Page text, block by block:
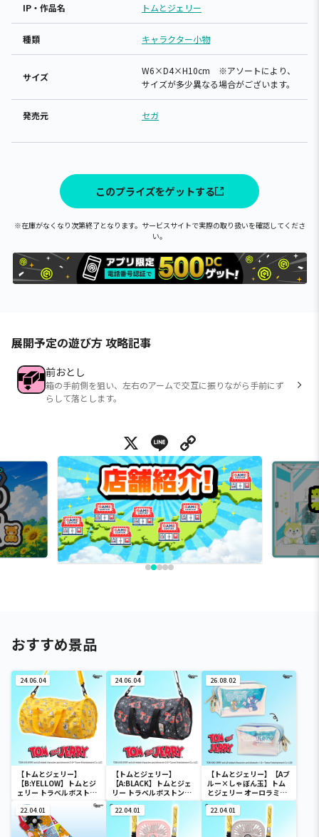
IP・作品名 トムとジェリー
種類 キャラクター小物
サイズ
W6×D4×H10cm ※アソートにより、
サイズが多少異なる場合がございます。
発売元 セガ
このプライズをゲットする
※在庫がなくなり次第終了となります。サービスサイトで実際の取り扱いを確認してくださ
い。
展開予定の遊び方 攻略記事
前おとし
箱の手前側を狙い、左右のアームで交互に振りながら手前にず
らして落とします。
X Line
おすすめ景品
24.06.04
【トムとジェリー】
【B:YELLOW】トムとジ
ェリー トラベルボストン
バック
24.06.04
【トムとジェリー】
【A:BLACK】トムとジェ
リー トラベルボストンバ
ック
26.08.02
【トムとジェリー】【Aブ
ルー×しゃぼん玉】トム
とジェリー オーロラミニ
ポーチ
22.04.01 22.04.01 22.04.01